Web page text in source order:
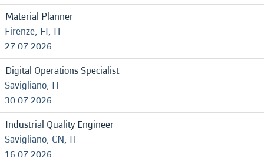
Material Planner
Firenze, FI, IT
27.07.2026
Digital Operations Specialist
Savigliano, IT
30.07.2026
Industrial Quality Engineer
Savigliano, CN, IT
16.07.2026